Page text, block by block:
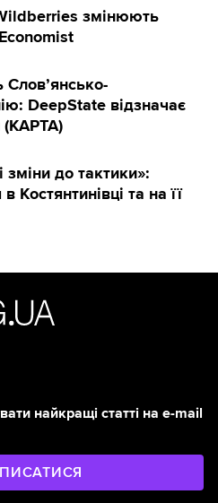
змінюють
Слов’янсько-
DeepState відзначає
(КАРТА)
зміни до тактики»:
Костянтинівці та на її
найкращі статті на e-mail